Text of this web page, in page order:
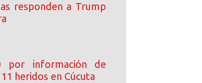
responden a Trump
por información de
heridos en Cúcuta